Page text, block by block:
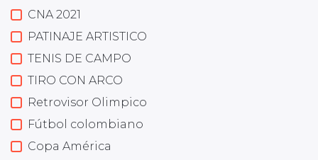
CNA 2021
PATINAJE ARTISTICO
TENIS DE CAMPO
TIRO CON ARCO
Retrovisor Olimpico
Fútbol colombiano
Copa América